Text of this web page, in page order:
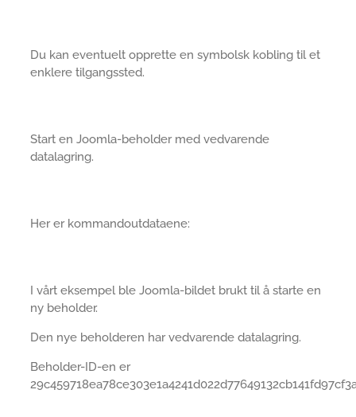
Du kan eventuelt opprette en symbolsk kobling til et
enklere tilgangssted.
Start en Joomla-beholder med vedvarende
datalagring.
Her er kommandoutdataene:
I vårt eksempel ble Joomla-bildet brukt til å starte en
ny beholder.
Den nye beholderen har vedvarende datalagring.
Beholder-ID-en er